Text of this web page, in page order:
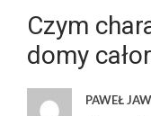
Czym
domy
PAWEŁ